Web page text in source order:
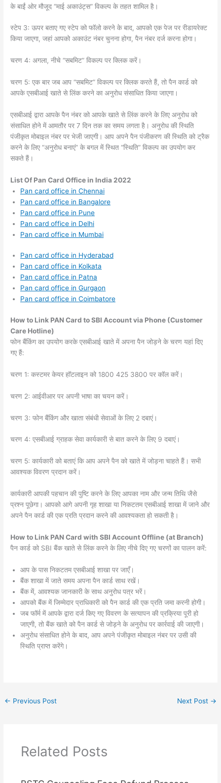
के बाईं ओर मौजूद “माई अकाउंट्स” विकल्प के तहत शामिल है।
स्टेप 3: ऊपर बताए गए स्टेप को फॉलो करने के बाद, आपको एक पेज पर रीडायरेक्ट
किया जाएगा, जहां आपको अकाउंट नंबर चुनना होगा, पैन नंबर दर्ज करना होगा।
चरण 4: अगला, नीचे “सबमिट” विकल्प पर क्लिक करें।
चरण 5: एक बार जब आप “सबमिट” विकल्प पर क्लिक करते हैं, तो पैन कार्ड को
आपके एसबीआई खाते से लिंक करने का अनुरोध संसाधित किया जाएगा।
एसबीआई द्वारा आपके पैन नंबर को आपके खाते से लिंक करने के लिए अनुरोध को
संसाधित होने में आमतौर पर 7 दिन तक का समय लगता है। अनुरोध की स्थिति
पंजीकृत मोबाइल नंबर पर भेजी जाएगी। आप अपने पैन पंजीकरण की स्थिति को ट्रैक
करने के लिए “अनुरोध बनाएं” के बगल में स्थित “स्थिति” विकल्प का उपयोग कर
सकते हैं।
List Of Pan Card Office in India 2022
Pan card office in Chennai
Pan card office in Bangalore
Pan card office in Pune
Pan card office in Delhi
Pan card office in Mumbai
Pan card office in Hyderabad
Pan card office in Kolkata
Pan card office in Patna
Pan card office in Gurgaon
Pan card office in Coimbatore
How to Link PAN Card to SBI Account via Phone (Customer
Care Hotline)
फोन बैंकिंग का उपयोग करके एसबीआई खाते में अपना पैन जोड़ने के चरण यहां दिए
गए हैं:
चरण 1: कस्टमर केयर हॉटलाइन को 1800 425 3800 पर कॉल करें।
चरण 2: आईवीआर पर अपनी भाषा का चयन करें।
चरण 3: फोन बैंकिंग और खाता संबंधी सेवाओं के लिए 2 दबाएं।
चरण 4: एसबीआई ग्राहक सेवा कार्यकारी से बात करने के लिए 9 दबाएं।
चरण 5: कार्यकारी को बताएं कि आप अपने पैन को खाते में जोड़ना चाहते हैं। सभी
आवश्यक विवरण प्रदान करें।
कार्यकारी आपकी पहचान की पुष्टि करने के लिए आपका नाम और जन्म तिथि जैसे
प्रश्न पूछेगा। आपको आगे अपनी गृह शाखा या निकटतम एसबीआई शाखा में जाने और
अपने पैन कार्ड की एक प्रति प्रदान करने की आवश्यकता हो सकती है।
How to Link PAN Card with SBI Account Offline (at Branch)
पैन कार्ड को SBI बैंक खाते से लिंक करने के लिए नीचे दिए गए चरणों का पालन करें:
आप के पास निकटतम एसबीआई शाखा पर जाएँ।
बैंक शाखा में जाते समय अपना पैन कार्ड साथ रखें।
बैंक में, आवश्यक जानकारी के साथ अनुरोध पत्र भरें।
आपको बैंक में जिम्मेदार प्राधिकारी को पैन कार्ड की एक प्रति जमा करनी होगी।
जब फॉर्म में आपके द्वारा दर्ज किए गए विवरण के सत्यापन की प्रक्रिया पूरी हो
जाएगी, तो बैंक खाते को पैन कार्ड से जोड़ने के अनुरोध पर कार्रवाई की जाएगी।
अनुरोध संसाधित होने के बाद, आप अपने पंजीकृत मोबाइल नंबर पर उसी की
स्थिति प्राप्त करेंगे।
← Previous Post Next Post →
Related Posts